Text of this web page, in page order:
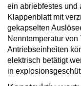
ein abriebfestes und
Klappenblatt mit
gekapselten
Nenntemperatur von
Antriebseinheiten
elektrisch betätigt
in